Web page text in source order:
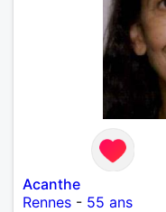
Acanthe
Rennes - 55 ans